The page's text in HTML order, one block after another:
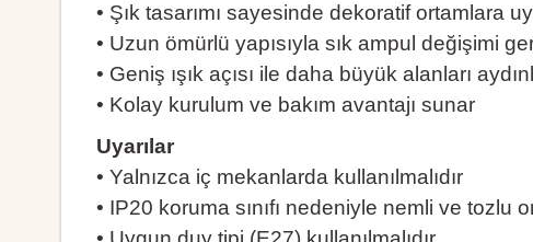
• Şık tasarımı sayesinde dekoratif ortamlara
• Uzun ömürlü yapısıyla sık ampul değişimi
• Geniş ışık açısı ile daha büyük alanları
• Kolay kurulum ve bakım avantajı sunar
Uyarılar
• Yalnızca iç mekanlarda kullanılmalıdır
• IP20 koruma sınıfı nedeniyle nemli ve tozlu